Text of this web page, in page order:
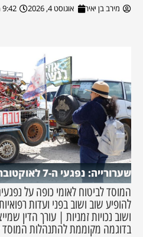
מירב בן יאיר אוגוסט 4, 2026 9:42 pm
שערורייה: נפגעי ה-7 לאוקטובר ממשיכים להיפגע
להופיע שוב ושוב בפני ועדות
ושוב נכויות זמניות | עורך הדין
בדוגמה מקוממת להתנהלות המוסד